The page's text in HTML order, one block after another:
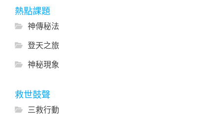
熱點課題
神傳秘法
登天之旅
神秘現象
救世鼓聲
三救行動